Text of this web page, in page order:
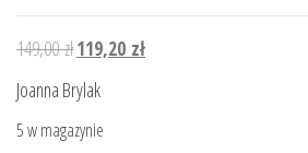
149,00złPierwotna
cena
wynosiła:
149,00 zł.
119,20 złAktualna
Joanna Brylak
5 w magazynie